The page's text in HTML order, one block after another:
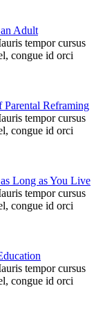
Adult
tempor cursus
congue id orci
Reframing
tempor cursus
congue id orci
Long as You Live
tempor cursus
congue id orci
tempor cursus
congue id orci